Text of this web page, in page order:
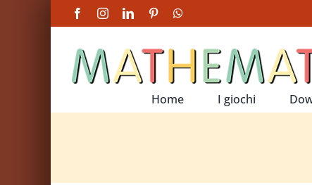
FacebookInstagramLinkedInPinterest
Home I giochi